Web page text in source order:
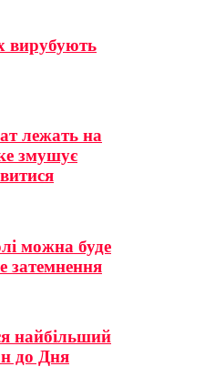
вирубують
лежать на
змушує
можна буде
затемнення
найбільший
до Дня